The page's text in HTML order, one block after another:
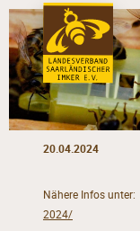
20.04.2024
Nähere Infos unter:
2024/